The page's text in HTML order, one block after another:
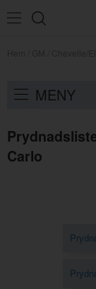
MENY
Carlo